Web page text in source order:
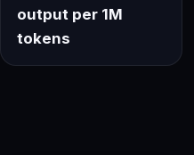
output per 1M
tokens